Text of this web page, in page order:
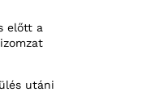
előtt a
utáni